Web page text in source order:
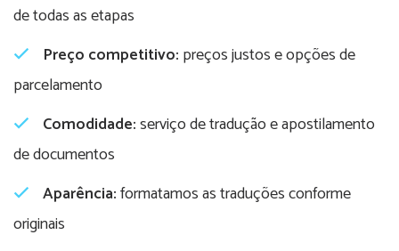
de todas as etapas
Preço competitivo: preços justos e opções de
parcelamento
Comodidade:serviço de tradução e apostilamento
de documentos
Aparência:formatamos as traduções conforme
originais